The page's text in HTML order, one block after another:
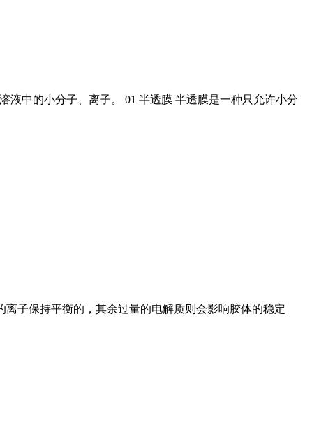
中的小分子、离子。 01 半透膜 半透膜是一种只允许小分
子保持平衡的，其余过量的电解质则会影响胶体的稳定